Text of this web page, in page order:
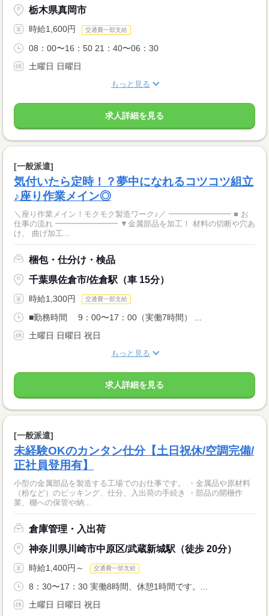
栃木県真岡市
時給1,600円 交通費一部支給
08：00〜16：50 21：40〜06：30
土曜日 日曜日
もっと見る
求人詳細を見る
[一般派遣]
気付いたら定時！？夢中になれるコツコツ組立
♪座り作業メイン◎
＼座り作業メイン！モクモク製造ワーク♪／ ━━━━━━━━ ■ お
仕事の流れ ━━━━━━━━ ▼金属部品を加工！ 材料の切断や穴あ
け、 曲げ加工...
梱包・仕分け・検品
千葉県佐倉市/佐倉駅（車 15分）
時給1,300円 交通費一部支給
■勤務時間 9：00〜17：00（実働7時間） ...
土曜日 日曜日 祝日
もっと見る
求人詳細を見る
[一般派遣]
未経験OKのカンタン仕分【土日祝休/空調完備/
正社員登用有】
小型の金属部品を製造する工場でのお仕事です。 ・金属品や原材料
（粉など）のピッキング、仕分、入出荷の手続き ・部品の開梱作
業、棚への保管や納...
倉庫管理・入出荷
神奈川県川崎市中原区/武蔵新城駅（徒歩 20分）
時給1,400円～ 交通費一部支給
8：30〜17：30 実働8時間、休憩1時間です。...
土曜日 日曜日 祝日